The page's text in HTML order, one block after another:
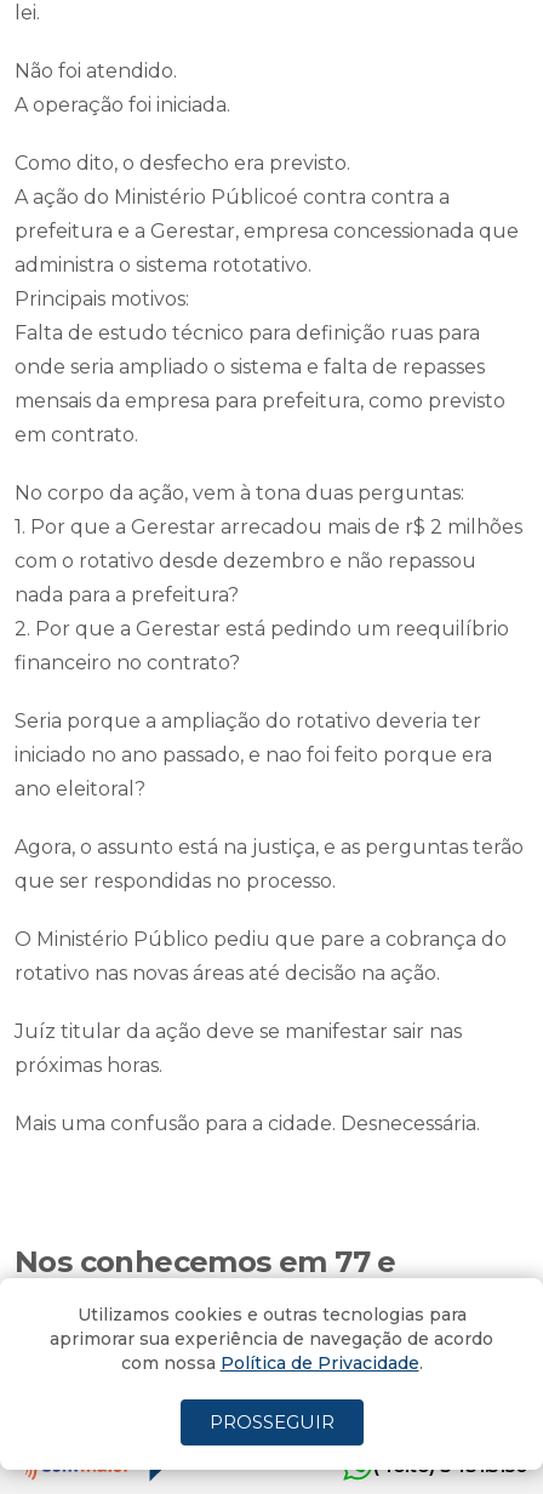
lei.
Não foi atendido.
A operação foi iniciada.
Como dito, o desfecho era previsto.
A ação do Ministério Públicoé contra contra a
prefeitura e a Gerestar, empresa concessionada que
administra o sistema rototativo.
Principais motivos:
Falta de estudo técnico para definição ruas para
onde seria ampliado o sistema e falta de repasses
mensais da empresa para prefeitura, como previsto
em contrato.
No corpo da ação, vem à tona duas perguntas:
1. Por que a Gerestar arrecadou mais de r$ 2 milhões
com o rotativo desde dezembro e não repassou
nada para a prefeitura?
2. Por que a Gerestar está pedindo um reequilíbrio
financeiro no contrato?
Seria porque a ampliação do rotativo deveria ter
iniciado no ano passado, e nao foi feito porque era
ano eleitoral?
Agora, o assunto está na justiça, e as perguntas terão
que ser respondidas no processo.
O Ministério Público pediu que pare a cobrança do
rotativo nas novas áreas até decisão na ação.
Juíz titular da ação deve se manifestar sair nas
próximas horas.
Mais uma confusão para a cidade. Desnecessária.
Nos conhecemos em 77 e
estamos ligados até hoje...
O mundo mudou, nós também, mas sempre ligados
Atualizado em 27/06/2025 - 18:19
(4oito) 3431.5150
Utilizamos cookies e outras tecnologias para
aprimorar sua experiência de navegação de acordo
com nossa Política de Privacidade.
PROSSEGUIR